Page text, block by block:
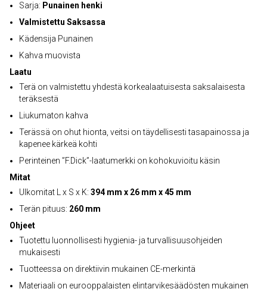
Sarja: Punainen henki
Valmistettu Saksassa
Kädensija Punainen
Kahva muovista
Laatu
Terä on valmistettu yhdestä korkealaatuisesta saksalaisesta
teräksestä
Liukumaton kahva
Terässä on ohut hionta, veitsi on täydellisesti tasapainossa ja
kapenee kärkeä kohti
Perinteinen ”F.Dick”-laatumerkki on kohokuvioitu käsin
Mitat
Ulkomitat L x S x K: 394 mm x 26 mm x 45 mm
Terän pituus: 260 mm
Ohjeet
Tuotettu luonnollisesti hygienia- ja turvallisuusohjeiden
mukaisesti
Tuotteessa on direktiivin mukainen CE-merkintä
Materiaali on eurooppalaisten elintarvikesäädösten mukainen